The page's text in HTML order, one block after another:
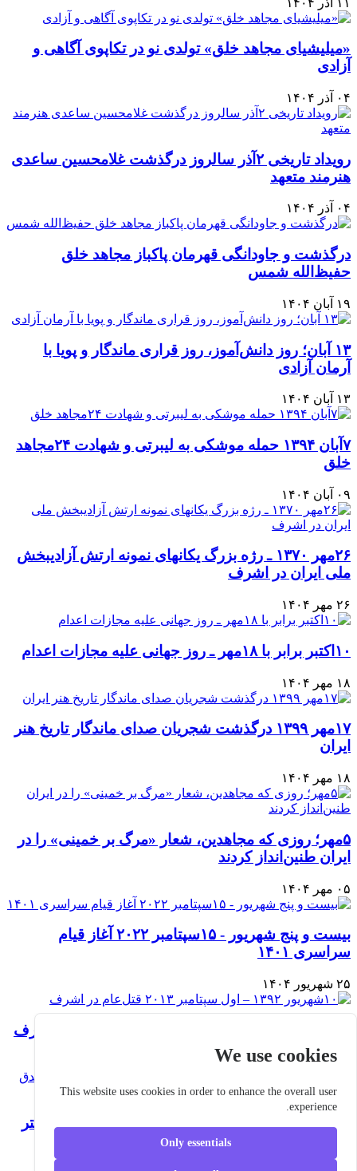
«میلیشیای مجاهد خلق» تولدی نو در تکاپوی آگاهی و
آزادی
۰۴ آذر ۱۴۰۴
رویداد تاریخی ۲آذر سالروز درگذشت غلامحسین ساعدی
هنرمند متعهد
۰۴ آذر ۱۴۰۴
درگذشت و جاودانگی قهرمان پاکباز مجاهد خلق
حفیظ‌الله شمس
۱۹ آبان ۱۴۰۴
۱۳ آبان؛ روز دانش‌آموز، روز قراری ماندگار و پویا با
آرمان آزادی
۱۳ آبان ۱۴۰۴
۷آبان ۱۳۹۴ حمله موشکی به لیبرتی و شهادت ۲۴مجاهد
خلق
۰۹ آبان ۱۴۰۴
۲۶مهر ۱۳۷۰ ـ رژه بزرگ یکانهای نمونه ارتش آزادیبخش
ملی ایران در اشرف
۲۶ مهر ۱۴۰۴
۱۰اکتبر برابر با ۱۸مهر ـ روز جهانی علیه مجازات اعدام
۱۸ مهر ۱۴۰۴
۱۷مهر ۱۳۹۹ درگذشت شجریان صدای ماندگار تاریخ هنر
ایران
۱۸ مهر ۱۴۰۴
۵مهر؛ روزی که مجاهدین، شعار «مرگ بر خمینی» را در
ایران طنین‌انداز کردند
۰۵ مهر ۱۴۰۴
بیست و پنج شهریور - ۱۵سپتامبر ۲۰۲۲ آغاز قیام
سراسری ۱۴۰۱
۲۵ شهریور ۱۴۰۴
۱۰ شهریور ۱۴۰۴
قیام ۳۰تیر مردم ایران در سال ۱۳۳۱ در حمایت از دکتر
مصدق در برابر شاه خائن
We use cookies
This website uses cookies in order to enhance the overall user
experience.
Only essentials